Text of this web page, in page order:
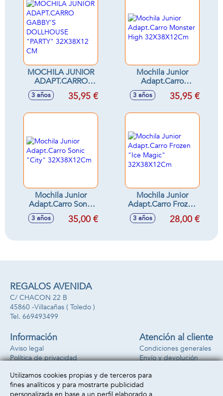
MOCHILA JUNIOR
ADAPT.CARRO
GABBY'S
DOLLHOUSE
3 años 35,95 €
Mochila Junior
Adapt.Carro
Monster High
32X38X12Cm
3 años 35,95 €
Mochila Junior
Adapt.Carro Sonic
"City"
32X38X12Cm
3 años 35,00 €
Mochila Junior
Adapt.Carro Frozen
"Ice Magic"
32X38X12Cm
3 años 28,00 €
REGALOS AVENIDA
C/ CHACON 22 B
45860 -Villacañas ( Toledo )
669493499
Información
Aviso legal
Política de privacidad
Atención al cliente
Condiciones generales
Envío y devolución
Formas de pago
Utilizamos cookies propias y de terceros para
fines analíticos y para mostrarte publicidad